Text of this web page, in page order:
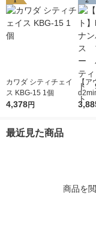
カワダ シティチェイ
ス KBG-15 1個
4,378円
【
ロッ
最近見た商品
商品を